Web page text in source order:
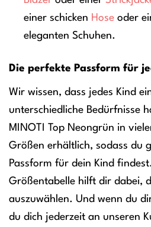
einer schicken Hose oder
eleganten Schuhen.
Die perfekte Passform für
Wir wissen, dass jedes Kind
unterschiedliche Bedürfnisse
MINOTI Top Neongrün in
Größen erhältlich, sodass du
Passform für dein Kind
Größentabelle hilft dir dabei,
auszuwählen. Und wenn du
du dich jederzeit an unseren